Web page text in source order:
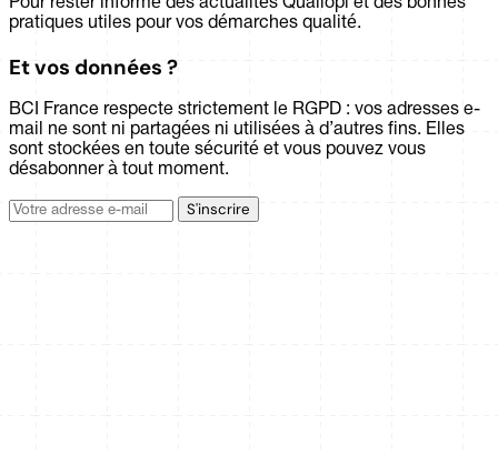
Pour rester informé des actualités Qualiopi et des bonnes
pratiques utiles pour vos démarches qualité.
Et vos données ?
BCI France respecte strictement le RGPD : vos adresses e-
mail ne sont ni partagées ni utilisées à d’autres fins. Elles
sont stockées en toute sécurité et vous pouvez vous
désabonner à tout moment.
Adresse
e-
S'inscrire